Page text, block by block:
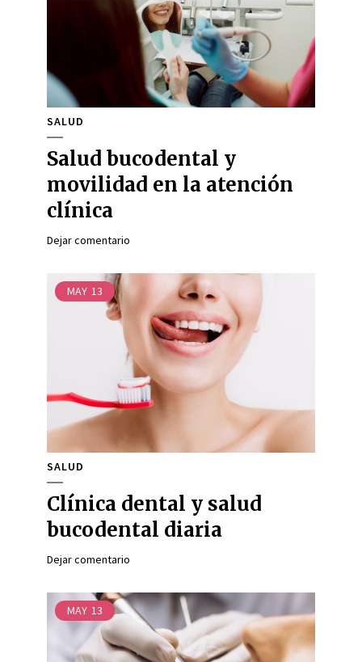
SALUD
Salud bucodental y
movilidad en la atención
clínica
Dejar comentario
MAY 13
SALUD
Clínica dental y salud
bucodental diaria
Dejar comentario
MAY 13